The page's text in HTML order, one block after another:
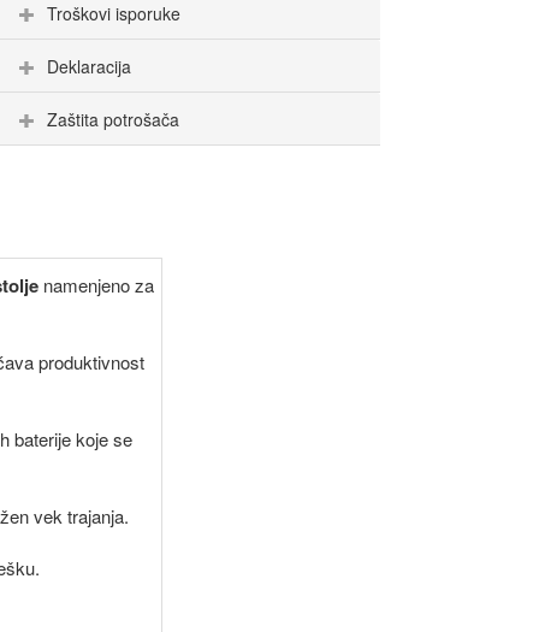
Troškovi isporuke
Deklaracija
Zaštita potrošača
namenjeno za
produktivnost
baterije koje se
vek trajanja.